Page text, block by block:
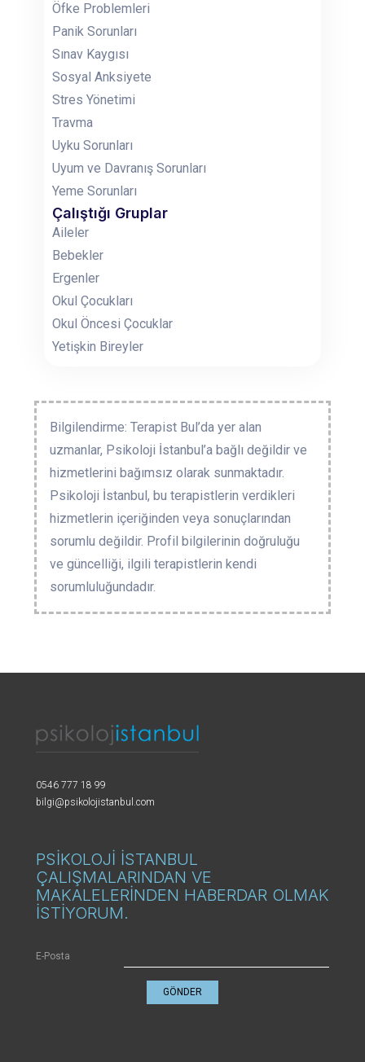
Öfke Problemleri
Panik Sorunları
Sınav Kaygısı
Sosyal Anksiyete
Stres Yönetimi
Travma
Uyku Sorunları
Uyum ve Davranış Sorunları
Yeme Sorunları
Çalıştığı Gruplar
Aileler
Bebekler
Ergenler
Okul Çocukları
Okul Öncesi Çocuklar
Yetişkin Bireyler
Bilgilendirme: Terapist Bul’da yer alan
uzmanlar, Psikoloji İstanbul’a bağlı değildir ve
hizmetlerini bağımsız olarak sunmaktadır.
Psikoloji İstanbul, bu terapistlerin verdikleri
hizmetlerin içeriğinden veya sonuçlarından
sorumlu değildir. Profil bilgilerinin doğruluğu
ve güncelliği, ilgili terapistlerin kendi
sorumluluğundadır.
0546 777 18 99
bilgi@psikolojistanbul.com
PSİKOLOJİ İSTANBUL
ÇALIŞMALARINDAN VE
MAKALELERİNDEN HABERDAR OLMAK
İSTİYORUM.
E-Posta
GÖNDER